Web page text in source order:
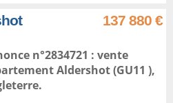
137 880 €
n°2834721 : vente
Aldershot(GU11 ),
.